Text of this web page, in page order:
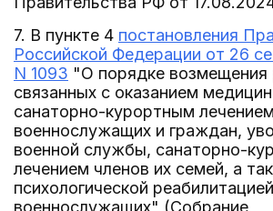
7. В пункте 4 постановления
Российской Федерации от 26
N 1093 "О порядке возмещения
связанных с оказанием
санаторно-курортным
военнослужащих и граждан,
военной службы, санаторно-
лечением членов их семей, а
психологической реабилитацией
военнослужащих" (Собрание